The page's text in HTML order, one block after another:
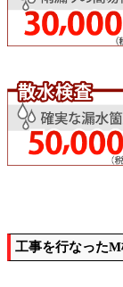
工事を行なった